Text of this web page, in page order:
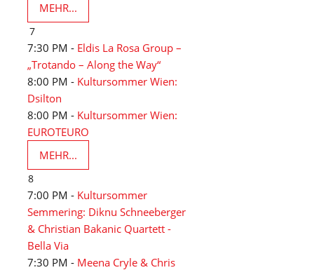
MEHR...
7
7:30 PM - Eldis La Rosa Group –
„Trotando – Along the Way“
8:00 PM - Kultursommer Wien:
Dsilton
8:00 PM - Kultursommer Wien:
EUROTEURO
MEHR...
8
7:00 PM - Kultursommer
Semmering: Diknu Schneeberger
& Christian Bakanic Quartett -
Bella Via
7:30 PM - Meena Cryle & Chris